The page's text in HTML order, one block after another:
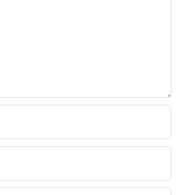
Photovoltaik
ist Elektroingenieur und
Energien. Er
Wissen im Bereich der
mit seiner umfangreichen,